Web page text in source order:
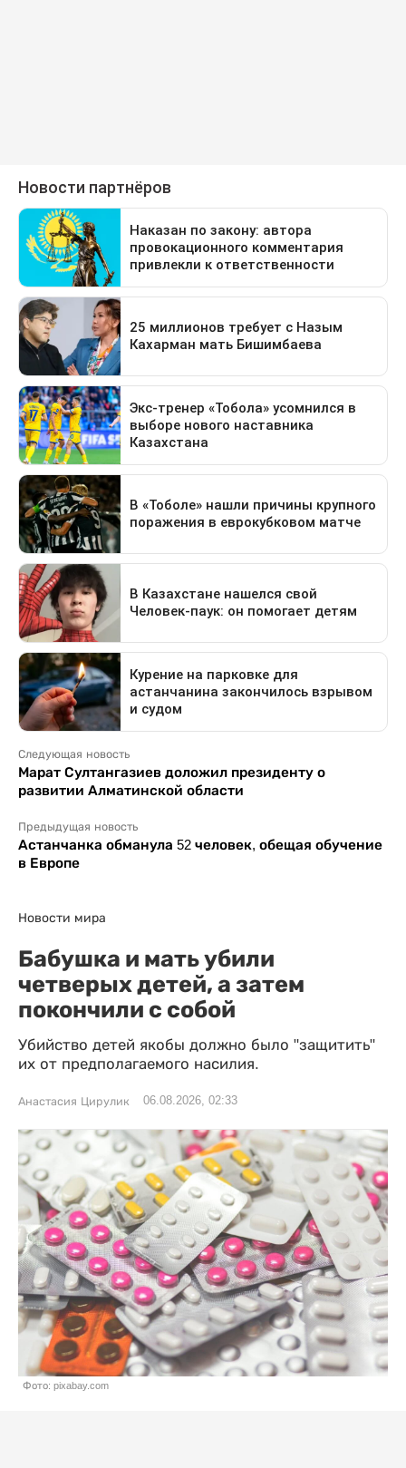
Следующая новость
Марат Султангазиев доложил президенту о
развитии Алматинской области
Предыдущая новость
Астанчанка обманула 52 человек, обещая обучение
в Европе
Новости мира
Бабушка и мать убили
четверых детей, а затем
покончили с собой
Убийство детей якобы должно было "защитить"
их от предполагаемого насилия.
Анастасия Цирулик 06.08.2026, 02:33
Фото: pixabay.com